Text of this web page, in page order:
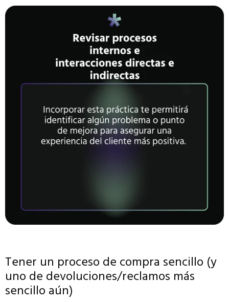
Tener un proceso de compra sencillo (y
uno de devoluciones/reclamos más
sencillo aún)